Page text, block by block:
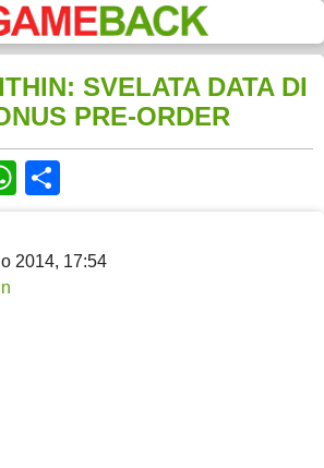
SVELATA DATA DI
PRE-ORDER
WhatsApp
2014, 17:54